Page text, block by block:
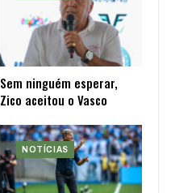
Sem ninguém esperar,
Zico aceitou o Vasco
NOTÍCIAS